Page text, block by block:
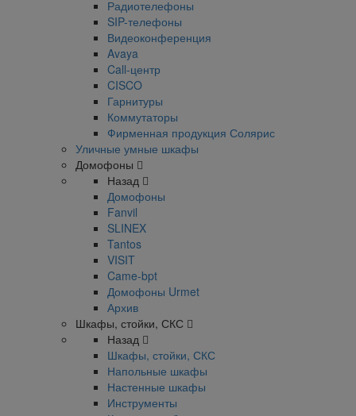
Радиотелефоны
SIP-телефоны
Видеоконференция
Avaya
Call-центр
CISCO
Гарнитуры
Коммутаторы
Фирменная продукция Солярис
Уличные умные шкафы
Домофоны
Назад
Домофоны
Fanvil
SLINEX
Tantos
VISIT
Came-bpt
Домофоны Urmet
Архив
Шкафы, стойки, СКС
Назад
Шкафы, стойки, СКС
Напольные шкафы
Настенные шкафы
Инструменты